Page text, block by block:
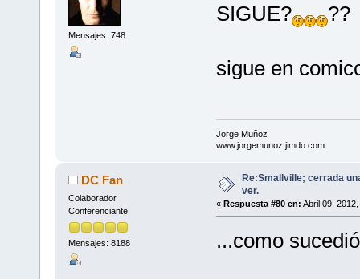
Mensajes: 748
SIGUE?
??
sigue en
Jorge Muñoz
www.jorgemunoz.jimdo.com
DC Fan
Colaborador
Conferenciante
Mensajes: 8188
Re:Smallville; cerrada
ver.
« Respuesta #80 en: Abril 09,
...como